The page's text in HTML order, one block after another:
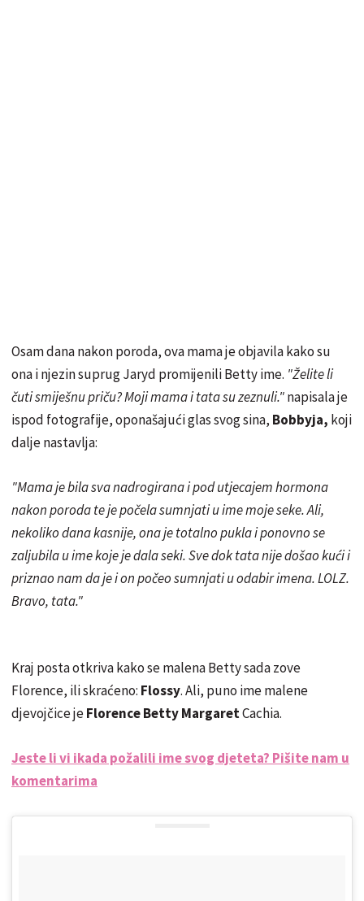
Osam dana nakon poroda, ova mama je objavila kako su
ona i njezin suprug Jaryd promijenili Betty ime. "Želite li
čuti smiješnu priču? Moji mama i tata su zeznuli."napisala je
ispod fotografije, oponašajući glas svog sina, Bobbyja, koji
dalje nastavlja:
"Mama je bila sva nadrogirana i pod utjecajem hormona
nakon poroda te je počela sumnjati u ime moje seke.Ali,
nekoliko dana kasnije, ona je totalno pukla i ponovno se
zaljubila u ime koje je dala seki. Sve dok tata nije došao kući i
priznao nam da je i on počeo sumnjati u odabir imena. LOLZ.
Bravo, tata."
Kraj posta otkriva kako se malena Betty sada zove
Florence, ili skraćeno: Flossy. Ali, puno ime malene
djevojčice jeFlorence Betty MargaretCachia.
Jeste li vi ikada požalili ime svog djeteta? Pišite nam u
komentarima